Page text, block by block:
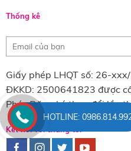
Thống kê
Giấy phép LHQT số: 26-
ĐKKD: 2500641823 được
Phúc Đăng ký thay đổi lần
Kết nối với chúng tôi
HOTLINE: